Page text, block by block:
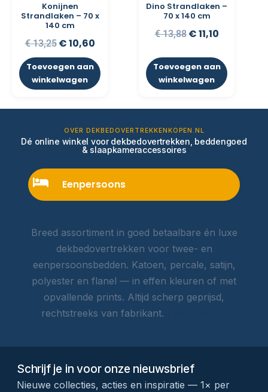
Konijnen
Strandlaken – 70 x
140 cm
€13,25 €10,60
Toevoegen aan
winkelwagen
Dino Strandlaken –
70 x 140 cm
€13,88 €11,10
Toevoegen aan
winkelwagen
OVER DEKBEDOVERTREKKENKOPEN.NL
Dé online winkel voor dekbedovertrekken, beddengoed
& slaapkameraccessoires
Eenpersoons
Breed assortiment in goed betaalbare én luxe
dekbedovertrekken voor twee- en
eenpersoonsbedden. Katoen, percale, satijn,
polyester en flanel — in effen kleuren of met
opvallende prints. Altijd scherp geprijsd,
rechtstreeks van fabrikant.
Schrijf je in voor onze nieuwsbrief
Nieuwe collecties, acties en inspiratie — 1× per